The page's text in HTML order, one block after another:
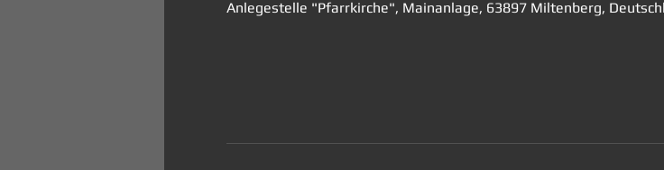
Anlegestelle "Pfarrkirche", Mainanlage, 63897 Miltenberg,